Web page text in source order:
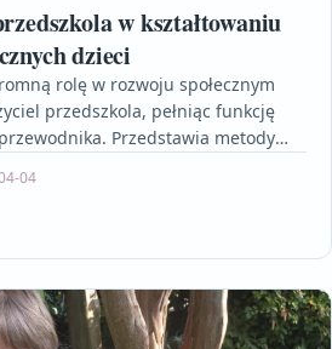
w kształtowaniu
dzieci
rolę w rozwoju społecznym
przedszkola, pełniąc funkcję
Przedstawia metody
04